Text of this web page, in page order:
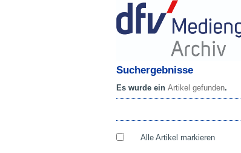
Suchergebnisse
Es wurde ein Artikel gefunden.
Alle Artikel markieren